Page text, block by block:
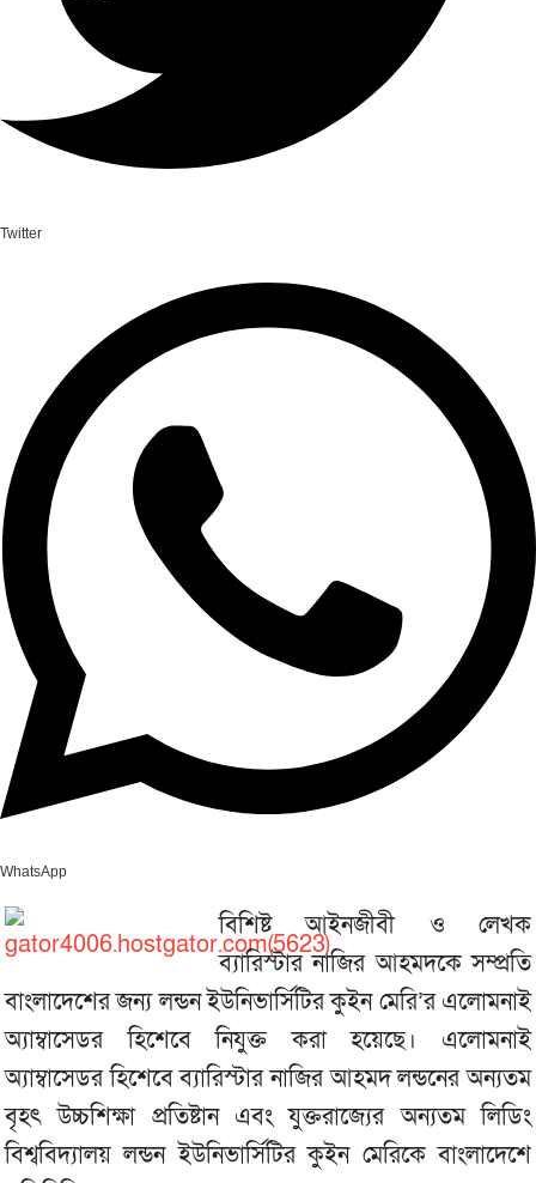
Twitter
WhatsApp
বিশিষ্ট আইনজীবী ও লেখক
ব্যারিস্টার নাজির আহমদকে সম্প্রতি
বাংলাদেশের জন্য লন্ডন ইউনিভার্সিটির কুইন মেরি’র এলোমনাই
অ্যাম্বাসেডর হিশেবে নিযুক্ত করা হয়েছে। এলোমনাই
অ্যাম্বাসেডর হিশেবে ব্যারিস্টার নাজির আহমদ লন্ডনের অন্যতম
বৃহৎ উচ্চশিক্ষা প্রতিষ্টান এবং যুক্তরাজ্যের অন্যতম লিডিং
বিশ্ববিদ্যালয় লন্ডন ইউনিভার্সিটির কুইন মেরিকে বাংলাদেশে